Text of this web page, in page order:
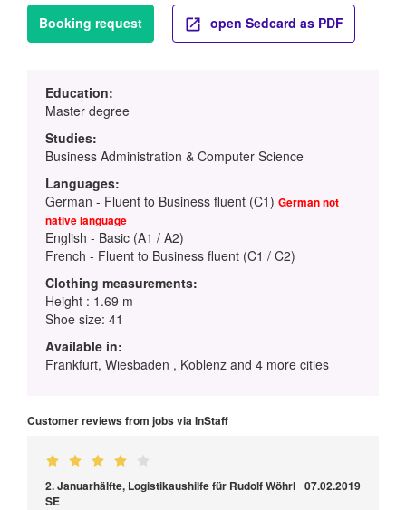
Booking request open Sedcard as PDF
Education:
Master degree
Studies:
Business Administration & Computer Science
Languages:
German - Fluent to Business fluent (C1) German not
native language
English - Basic (A1 / A2)
French - Fluent to Business fluent (C1 / C2)
Clothing measurements:
Height : 1.69 m
Shoe size: 41
Available in:
Frankfurt, Wiesbaden , Koblenz and 4 more cities
Customer reviews from jobs via InStaff
2. Januarhälfte, Logistikaushilfe für Rudolf Wöhrl
SE
07.02.2019